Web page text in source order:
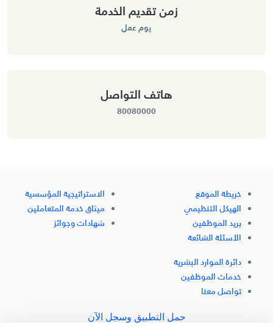
زمن تقديم الخدمة
يوم عمل
هاتف التواصل
80080000
خريطة الموقع
الهيكل التنظيمي
بريد الموظفين
الأسئلة الشائعة
الاستراتيجية المؤسسية
ميثاق خدمة المتعاملين
شهادات وجوائز
دائرة الموارد البشرية
خدمات الموظفين
تواصل معنا
حمل التطبيق وسجل الآن